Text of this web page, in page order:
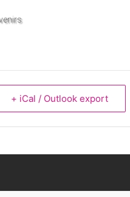
+ iCal / Outlook export